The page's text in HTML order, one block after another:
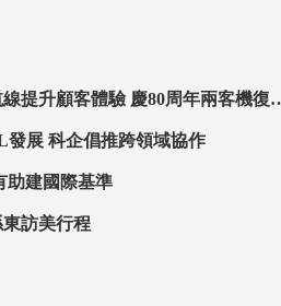
驗 慶80周年兩客機復古
低空經濟論壇商eVTOL發展 科企倡推跨領域協作
沙盒標準 盼有助建國際基準
訪美行程